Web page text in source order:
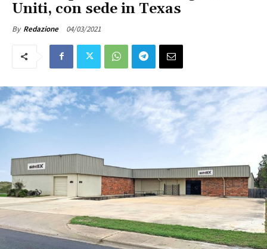
Uniti, con sede in Texas
By Redazione 04/03/2021